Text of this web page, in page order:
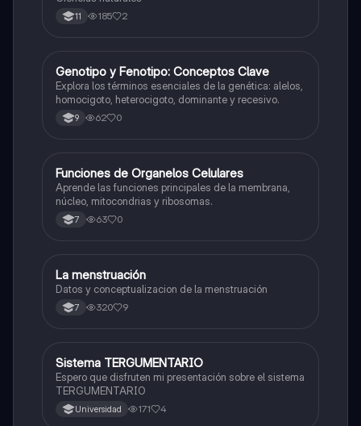
11 185 2
GBiologia
Genotipo y Fenotipo: Conceptos Clave
Explora los términos esenciales de la genética: alelos,
homocigoto, heterocigoto, dominante y recesivo.
9 62 0
FBiologia
Funciones de Organelos Celulares
Aprende las funciones principales de la membrana,
núcleo, mitocondrias y ribosomas.
7 63 0
Biologia
La menstruación
Datos y conceptualizacion de la menstruación
7 320 9
Biologia
Sistema TERGUMENTARIO
Espero que disfruten mi presentación sobre el sistema
TERGUMENTARIO
Universidad 171 4